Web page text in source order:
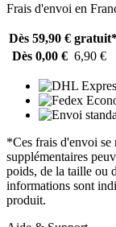
Frais d'envoi en
Dès 59,90 €
Dès 0,00 € 6,90 €
*Ces frais d'envoi se
supplémentaires
poids, de la taille ou
informations sont
produit.